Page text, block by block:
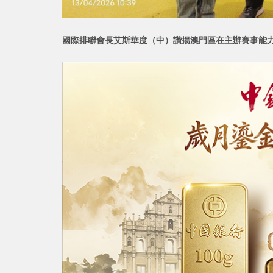
國際排聯會長艾斯華度（中）讚揚澳門區在主辦賽事能